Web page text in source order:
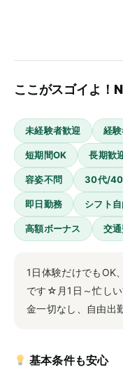
ここがスゴイよ！
未経験者歓迎 経
短期間OK 長期歓
容姿不問 30代/40
即日勤務 シフト
高額ボーナス 交
1日体験だけでもOK
です☆月1日～忙し
金一切なし、自由出
基本条件も安心